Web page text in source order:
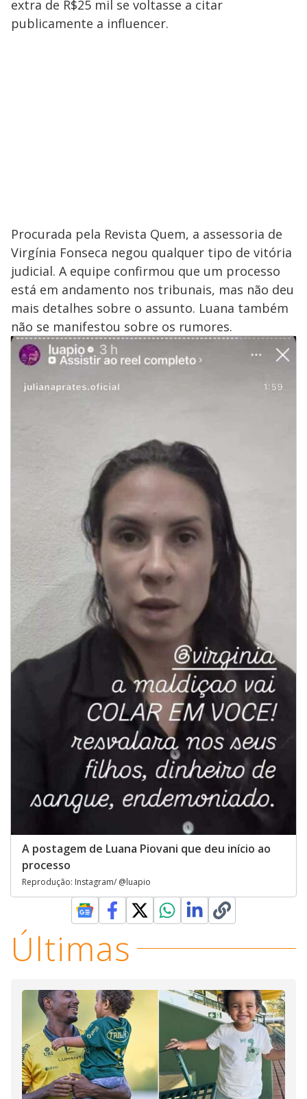
extra de R$25 mil se voltasse a citar
publicamente a influencer.
Procurada pela Revista Quem, a assessoria de
Virgínia Fonseca negou qualquer tipo de vitória
judicial. A equipe confirmou que um processo
está em andamento nos tribunais, mas não deu
mais detalhes sobre o assunto. Luana também
não se manifestou sobre os rumores.
A postagem de Luana Piovani que deu início ao
processo
Reprodução: Instagram/ @luapio
Últimas